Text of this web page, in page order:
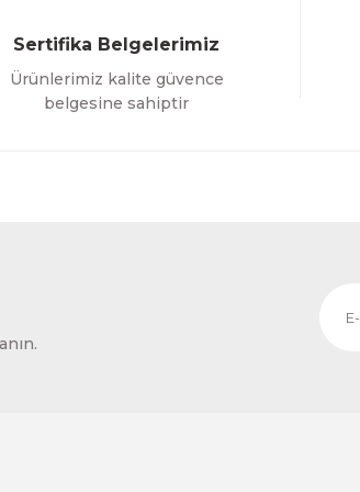
Sertifika Belgelerimiz
Ürünlerimiz kalite güvence
belgesine sahiptir